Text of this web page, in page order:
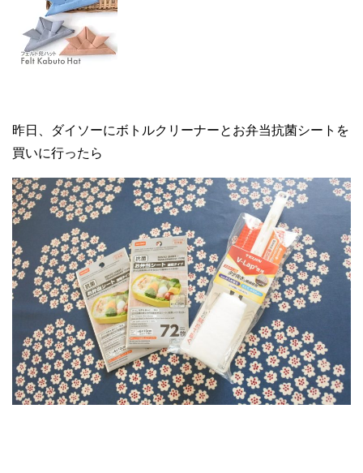
昨日、ダイソーにボトルクリーナーとお弁当抗菌シートを
買いに行ったら